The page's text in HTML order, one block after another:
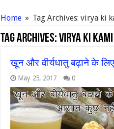
Home » Tag Archives: virya ki
Tag Archives:virya ki kami
खून और वीर्यधातु बढ़ाने के
May 25, 2017 0